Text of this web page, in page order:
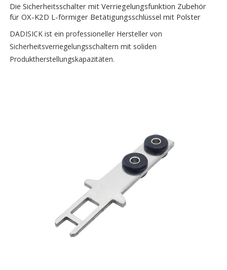
Die Sicherheitsschalter mit Verriegelungsfunktion Zubehör
für OX-K2D L-förmiger Betätigungsschlüssel mit Polster
DADISICK ist ein professioneller Hersteller von
Sicherheitsverriegelungsschaltern mit soliden
Produktherstellungskapazitäten.